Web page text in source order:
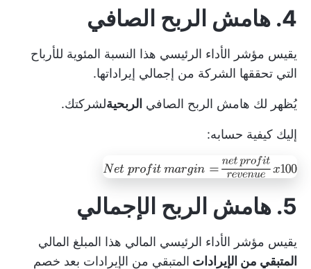
4. هامش الربح الصافي
يقيس مؤشر الأداء الرئيسي هذا النسبة المئوية للأرباح
التي تحققها الشركة من إجمالي إيراداتها.
يُظهر لك هامش الربح الصافي الربحيةلشركتك.
إليك كيفية حسابه:
5. هامش الربح الإجمالي
يقيس مؤشر الأداء الرئيسي المالي هذا المبلغ المالي
المتبقي من الإيرادات المتبقي من الإيرادات بعد خصم